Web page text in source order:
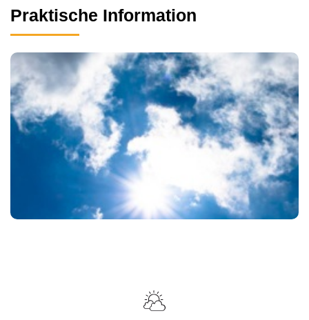
Praktische Information